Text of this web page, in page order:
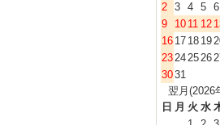
2 3 4 5 6
9
10 11 12
16 17 18 19
23242526
3031
翌月(2026
日 月 火 水